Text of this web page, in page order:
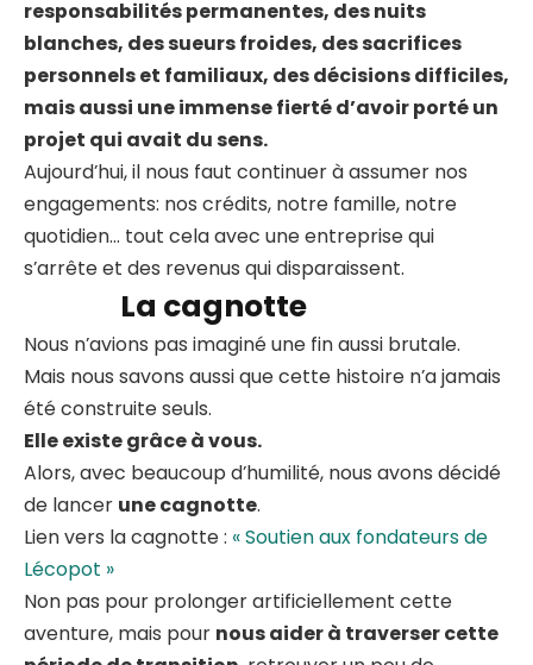
responsabilités permanentes, des nuits
blanches, des sueurs froides, des sacrifices
personnels et familiaux, des décisions difficiles,
mais aussi une immense fierté d’avoir porté un
projet qui avait du sens.
Aujourd’hui, il nous faut continuer à assumer nos
engagements: nos crédits, notre famille, notre
quotidien… tout cela avec une entreprise qui
s’arrête et des revenus qui disparaissent.
La cagnotte
Nous n’avions pas imaginé une fin aussi brutale.
Mais nous savons aussi que cette histoire n’a jamais
été construite seuls.
Elle existe grâce à vous.
Alors, avec beaucoup d’humilité, nous avons décidé
de lancer une cagnotte.
Lien vers la cagnotte : « Soutien aux fondateurs de
Lécopot »
Non pas pour prolonger artificiellement cette
aventure, mais pour nous aider à traverser cette